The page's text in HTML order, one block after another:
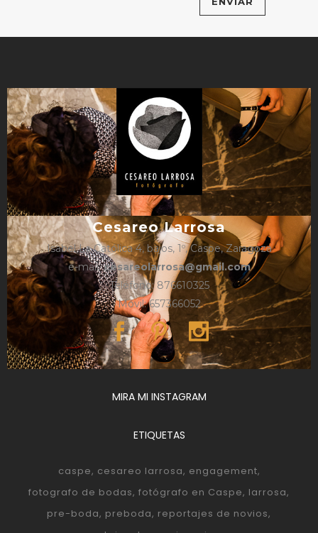
Cesareo Larrosa
Isabel La Católica 4, bajos, 1º, Caspe, Zaragoza
e-mail:cesareolarrosa@gmail.com
Teléfono: 876610325
Móvil: 657366052
MIRA MI INSTAGRAM
ETIQUETAS
caspe cesareo larrosa engagement
fotografo de bodas fotógrafo en Caspe larrosa
pre-boda preboda reportajes de novios